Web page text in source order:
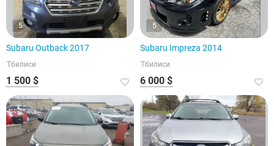
5
Subaru Outback 2017
Тбилиси
1 500 $
5
Subaru Impreza 2014
Тбилиси
6 000 $